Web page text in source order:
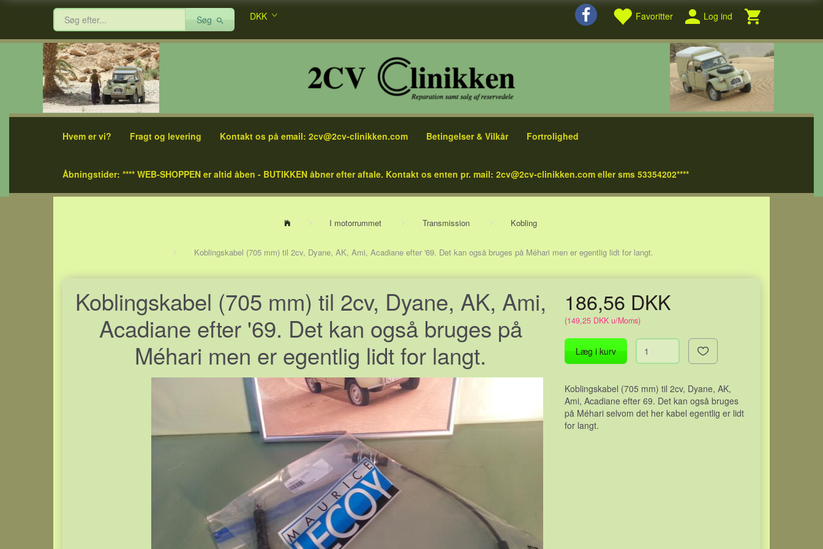
Favoritter Log ind
Søg DKK
Hvem er vi? Fragt og levering Kontakt os på email: 2cv@2cv-clinikken.com Betingelser & Vilkår Fortrolighed
Åbningstider: **** WEB-SHOPPEN er altid åben - BUTIKKEN åbner efter aftale. Kontakt os enten pr. mail: 2cv@2cv-clinikken.com eller sms 53354202****
I motorrummet Transmission Kobling
Koblingskabel (705 mm) til 2cv, Dyane, AK, Ami, Acadiane efter '69. Det kan også bruges på Méhari men er egentlig lidt for langt.
Koblingskabel (705 mm) til 2cv, Dyane, AK, Ami,
Acadiane efter '69. Det kan også bruges på
Méhari men er egentlig lidt for langt.
186,56 DKK
(149,25 DKK u/Moms)
Læg i kurv
Koblingskabel (705 mm) til 2cv, Dyane, AK,
Ami, Acadiane efter 69. Det kan også bruges
på Méhari selvom det her kabel egentlig er lidt
for langt.